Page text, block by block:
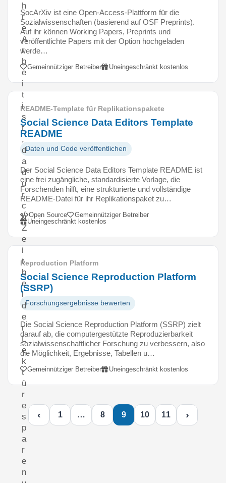
h
r
e
A
r
b
e
i
t
i
s
t
,
d
a
d
u
r
c
h
Z
e
i
t
b
e
i
d
e
r
L
e
k
t
ü
r
e
s
p
a
r
e
n
SocArXiv ist eine Open-Access-Plattform für die
Sozialwissenschaften (basierend auf OSF Preprints).
Auf ihr können Working Papers, Preprints und
veröffentlichte Papers mit der Option hochgeladen
werde…
Gemeinnütziger Betreiber Uneingeschränkt kostenlos
README-Template für Replikationspakete
Social Science Data Editors Template
README
Daten und Code veröffentlichen
Der Social Science Data Editors Template README ist
eine frei zugängliche, standardisierte Vorlage, die
Forschenden hilft, eine strukturierte und vollständige
README-Datei für ihr Replikationspaket zu…
Open Source
Gemeinnütziger Betreiber
Uneingeschränkt kostenlos
Reproduction Platform
Social Science Reproduction Platform
(SSRP)
Forschungsergebnisse bewerten
Die Social Science Reproduction Platform (SSRP) zielt
darauf ab, die computergestützte Reproduzierbarkeit
sozialwissenschaftlicher Forschung zu verbessern, also
die Möglichkeit, Ergebnisse, Tabellen u…
Gemeinnütziger Betreiber Uneingeschränkt kostenlos
‹ 1 … 8 9 10 11 ›